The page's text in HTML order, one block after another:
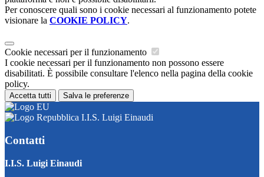
Per conoscere quali sono i cookie necessari al funzionamento potete
visionare la COOKIE POLICY.
Cookie necessari per il funzionamento
I cookie necessari per il funzionamento non possono essere
disabilitati. È possibile consultare l'elenco nella pagina della cookie
policy.
Accetta tutti Salva le preferenze
I.I.S. Luigi Einaudi
Contatti
I.I.S. Luigi Einaudi